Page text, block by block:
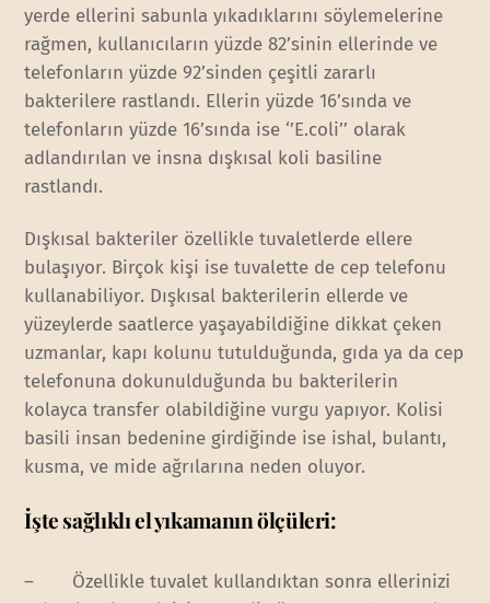
yerde ellerini sabunla yıkadıklarını söylemelerine
rağmen, kullanıcıların yüzde 82’sinin ellerinde ve
telefonların yüzde 92’sinden çeşitli zararlı
bakterilere rastlandı. Ellerin yüzde 16’sında ve
telefonların yüzde 16’sında ise ‘’E.coli’’ olarak
adlandırılan ve insna dışkısal koli basiline
rastlandı.
Dışkısal bakteriler özellikle tuvaletlerde ellere
bulaşıyor. Birçok kişi ise tuvalette de cep telefonu
kullanabiliyor. Dışkısal bakterilerin ellerde ve
yüzeylerde saatlerce yaşayabildiğine dikkat çeken
uzmanlar, kapı kolunu tutulduğunda, gıda ya da cep
telefonuna dokunulduğunda bu bakterilerin
kolayca transfer olabildiğine vurgu yapıyor. Kolisi
basili insan bedenine girdiğinde ise ishal, bulantı,
kusma, ve mide ağrılarına neden oluyor.
İşte sağlıklı el yıkamanın ölçüleri:
– Özellikle tuvalet kullandıktan sonra ellerinizi